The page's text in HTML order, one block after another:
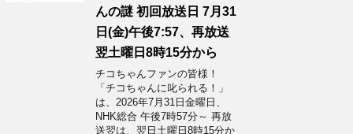
んの謎 初回放送日 7月31
日(金)午後7:57、再放送
翌土曜日8時15分から
チコちゃんファンの皆様！
「チコちゃんに叱られる！」​
は、2026年7月31日金曜日、
NHK総合 午後7時57分～ 再放
送翌は、翌日土曜日8時15分か